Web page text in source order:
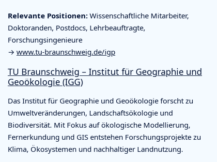
Relevante Positionen: Wissenschaftliche Mitarbeiter,
Doktoranden, Postdocs, Lehrbeauftragte,
Forschungsingenieure
→ www.tu-braunschweig.de/igp
TU Braunschweig – Institut für Geographie und
Geoökologie (IGG)
Das Institut für Geographie und Geoökologie forscht zu
Umweltveränderungen, Landschaftsökologie und
Biodiversität. Mit Fokus auf ökologische Modellierung,
Fernerkundung und GIS entstehen Forschungsprojekte zu
Klima, Ökosystemen und nachhaltiger Landnutzung.